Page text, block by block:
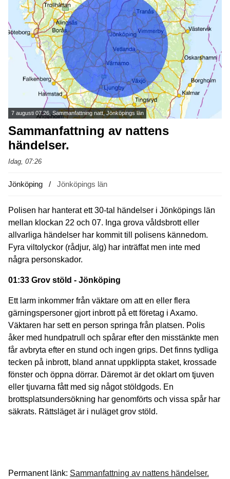
7 augusti 07.26, Sammanfattning natt, Jönköpings län
Sammanfattning av nattens
händelser.
Idag, 07:26
Jönköping Jönköpings län
Polisen har hanterat ett 30-tal händelser i Jönköpings län
mellan klockan 22 och 07. Inga grova våldsbrott eller
allvarliga händelser har kommit till polisens kännedom.
Fyra viltolyckor (rådjur, älg) har inträffat men inte med
några personskador.
01:33 Grov stöld - Jönköping
Ett larm inkommer från väktare om att en eller flera
gärningspersoner gjort inbrott på ett företag i Axamo.
Väktaren har sett en person springa från platsen. Polis
åker med hundpatrull och spårar efter den misstänkte men
får avbryta efter en stund och ingen grips. Det finns tydliga
tecken på inbrott, bland annat uppklippta staket, krossade
fönster och öppna dörrar. Däremot är det oklart om tjuven
eller tjuvarna fått med sig något stöldgods. En
brottsplatsundersökning har genomförts och vissa spår har
säkrats. Rättsläget är i nuläget grov stöld.
Permanent länk: Sammanfattning av nattens händelser.